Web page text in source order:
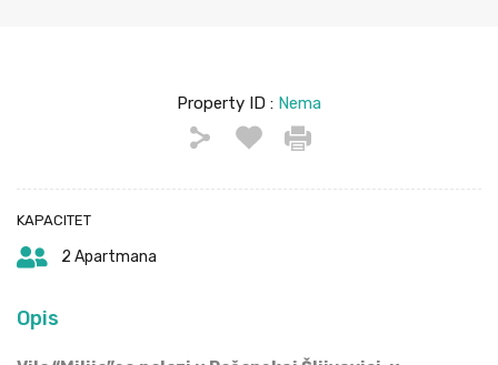
Property ID : Nema
KAPACITET
2 Apartmana
Opis